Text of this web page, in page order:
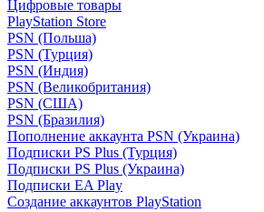
Цифровые товары
PlayStation Store
PSN (Польша)
PSN (Турция)
PSN (Индия)
PSN (Великобритания)
PSN (США)
PSN (Бразилия)
Пополнение аккаунта PSN (Украина)
Подписки PS Plus (Турция)
Подписки PS Plus (Украина)
Подписки EA Play
Создание аккаунтов PlayStation